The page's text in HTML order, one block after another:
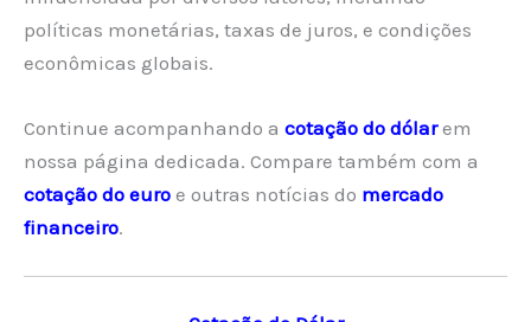
políticas monetárias, taxas de juros, e condições
econômicas globais.
Continue acompanhando a cotação do dólarem
nossa página dedicada. Compare também com a
cotação do euro e outras notícias do mercado
financeiro.